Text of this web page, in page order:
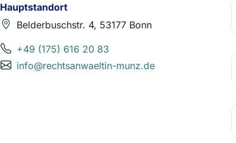
Hauptstandort
Belderbuschstr. 4, 53177 Bonn
+49 (175) 616 20 83
info@rechtsanwaeltin-munz.de